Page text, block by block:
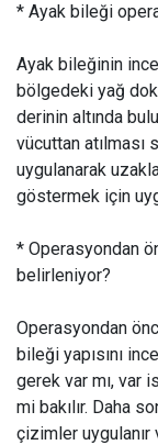
* Ayak bileği
Ayak bileğinin
bölgedeki yağ
derinin altında
vücuttan atılması
uygulanarak
göstermek için
* Operasyondan
belirleniyor?
Operasyondan
bileği yapısını
gerek var mı, var
mi bakılır. Daha
çizimler uygulanır